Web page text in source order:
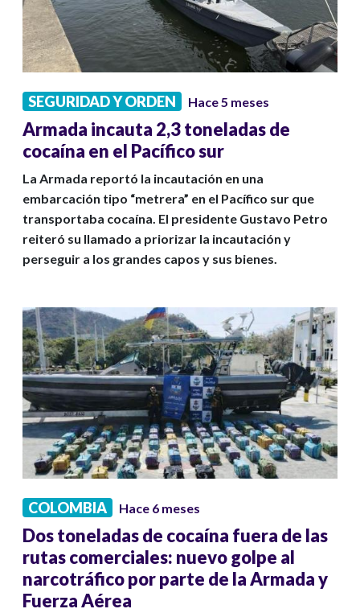
SEGURIDAD Y ORDEN Hace 5 meses
Armada incauta 2,3 toneladas de
cocaína en el Pacífico sur
La Armada reportó la incautación en una
embarcación tipo “metrera” en el Pacífico sur que
transportaba cocaína. El presidente Gustavo Petro
reiteró su llamado a priorizar la incautación y
perseguir a los grandes capos y sus bienes.
COLOMBIA Hace 6 meses
Dos toneladas de cocaína fuera de las
rutas comerciales: nuevo golpe al
narcotráfico por parte de la Armada y
Fuerza Aérea